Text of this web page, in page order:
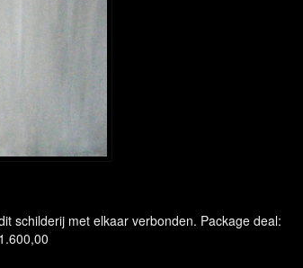
schilderij met elkaar verbonden. Package deal: